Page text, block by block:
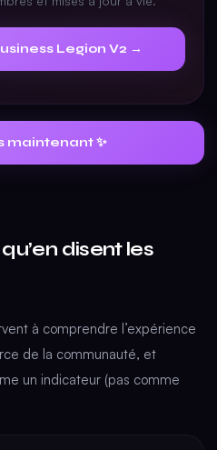
Legion V2 →
maintenant ✨
disent les
à comprendre l’expérience
de la communauté, et
un indicateur (pas comme